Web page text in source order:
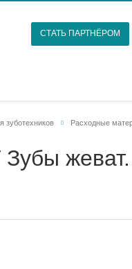
СТАТЬ ПАРТНЁРОМ
зуботехников Расходные
Зубы